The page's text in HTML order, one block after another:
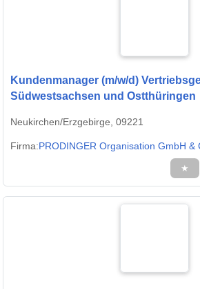
Kundenmanager (m/w/d)
Südwestsachsen und Ostthüringen
Neukirchen/Erzgebirge, 09221
Firma:PRODINGER Organisation GmbH &
★